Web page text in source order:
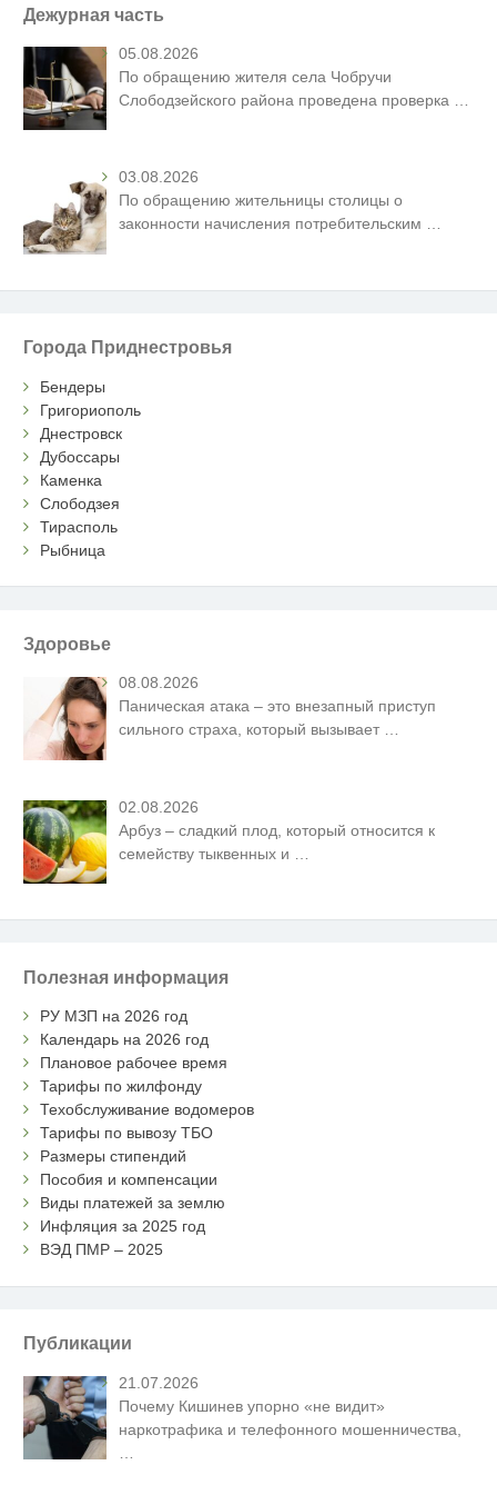
Дежурная часть
05.08.2026
По обращению жителя села Чобручи
Слободзейского района проведена проверка
03.08.2026
По обращению жительницы столицы о
законности начисления потребительским …
Города Приднестровья
Бендеры
Григориополь
Днестровск
Дубоссары
Каменка
Слободзея
Тирасполь
Рыбница
Здоровье
08.08.2026
Паническая атака – это внезапный приступ
сильного страха, который вызывает …
02.08.2026
Арбуз – сладкий плод, который относится к
семейству тыквенных и
Полезная информация
РУ МЗП на 2026 год
Календарь на 2026 год
Плановое рабочее время
Тарифы по жилфонду
Техобслуживание водомеров
Тарифы по вывозу ТБО
Размеры стипендий
Пособия и компенсации
Виды платежей за землю
Инфляция за 2025 год
ВЭД ПМР – 2025
Публикации
21.07.2026
Почему Кишинев упорно «не видит»
наркотрафика и телефонного мошенничества,